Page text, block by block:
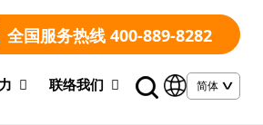
全国服务热线 400-889-8282
联络我们